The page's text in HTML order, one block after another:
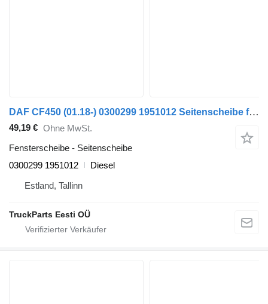
DAF CF450 (01.18-) 0300299 1951012 Seitenscheibe für DAF CF450, CF460 (2017-) Sattelzugmaschine
49,19 € Ohne MwSt.
Fensterscheibe - Seitenscheibe
0300299 1951012
Diesel
Estland, Tallinn
TruckParts Eesti OÜ